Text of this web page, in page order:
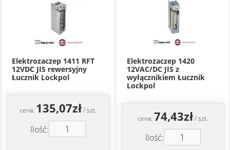
Elektrozaczep 1411 RFT
12VDC JIS rewersyjny
Łucznik Lockpol
cena: 135,07zł/ szt.
Ilość:
Elektrozaczep 1420
12VAC/DC JIS z
wyłącznikiem Łucznik
Lockpol
cena: 74,43zł/ szt.
Ilość: